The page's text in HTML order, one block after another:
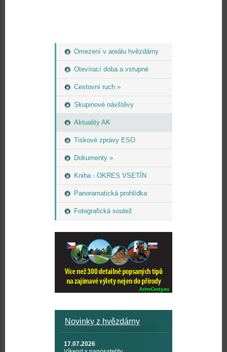
Omezení v areálu hvězdárny
Otevírací doba a vstupné
Cestovní ruch »
Skupinové návštěvy
Aktuality AK
Tiskové zprávy ESO
Dokumenty »
Kniha - OKRES VSETÍN
Panoramatická prohlídka
Fotografická soutež
Novinky z hvězdárny
17.07.2026